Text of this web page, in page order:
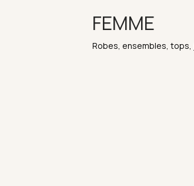
FEMME
Robes, ensembles, tops,